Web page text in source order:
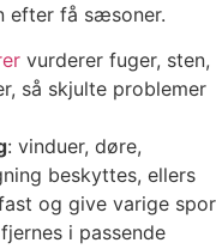
efter få sæsoner.
vurderer fuger, sten,
så skjulte problemer
: vinduer, døre,
beskyttes, ellers
og give varige spor
i passende